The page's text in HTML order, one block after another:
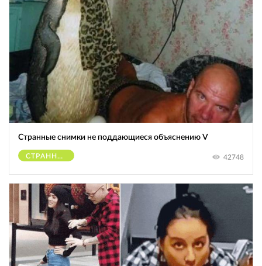
Странные снимки не поддающиеся объяснению V
СТРАННОЕ 42748